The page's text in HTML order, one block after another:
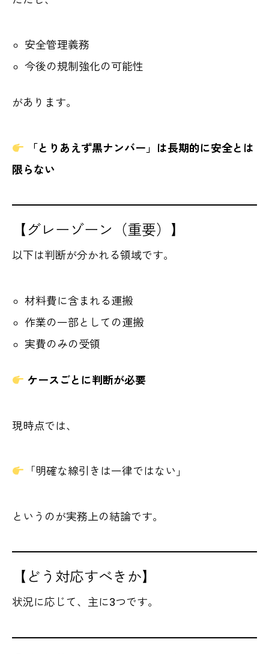
安全管理義務
今後の規制強化の可能性
があります。
「とりあえず黒ナンバー」は長期的に安全とは
限らない
【グレーゾーン（重要）】
以下は判断が分かれる領域です。
材料費に含まれる運搬
作業の一部としての運搬
実費のみの受領
ケースごとに判断が必要
現時点では、
「明確な線引きは一律ではない」
というのが実務上の結論です。
【どう対応すべきか】
状況に応じて、主に3つです。